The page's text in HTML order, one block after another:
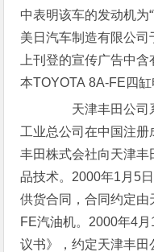
中表明该车的发动机为
美日汽车制造有限公司
上刊登的宣传广告中含
本TOYOTA 8A-FE四缸
天津丰田公司
工业总公司在中国注册
丰田株式会社向天津
品技术。2000年1月5
供货合同，合同约定
FE汽油机。2000年4
议书》，约定天津丰